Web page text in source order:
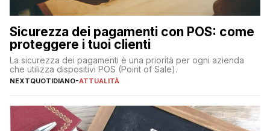
Sicurezza dei pagamenti con POS: come
proteggere i tuoi clienti
La sicurezza dei pagamenti è una priorità per ogni azienda
che utilizza dispositivi POS (Point of Sale).
NEXTQUOTIDIANO-ATTUALITÀ